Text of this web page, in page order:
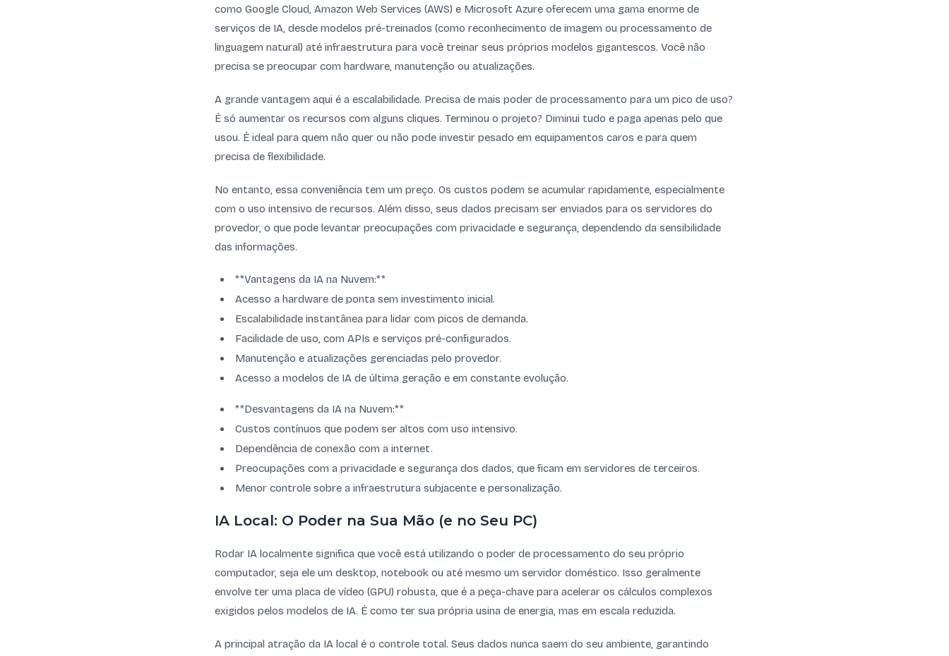
como Google Cloud, Amazon Web Services (AWS) e Microsoft Azure oferecem uma gama enorme de
serviços de IA, desde modelos pré-treinados (como reconhecimento de imagem ou processamento de
linguagem natural) até infraestrutura para você treinar seus próprios modelos gigantescos. Você não
precisa se preocupar com hardware, manutenção ou atualizações.
A grande vantagem aqui é a escalabilidade. Precisa de mais poder de processamento para um pico de uso?
É só aumentar os recursos com alguns cliques. Terminou o projeto? Diminui tudo e paga apenas pelo que
usou. É ideal para quem não quer ou não pode investir pesado em equipamentos caros e para quem
precisa de flexibilidade.
No entanto, essa conveniência tem um preço. Os custos podem se acumular rapidamente, especialmente
com o uso intensivo de recursos. Além disso, seus dados precisam ser enviados para os servidores do
provedor, o que pode levantar preocupações com privacidade e segurança, dependendo da sensibilidade
das informações.
**Vantagens da IA na Nuvem:**
Acesso a hardware de ponta sem investimento inicial.
Escalabilidade instantânea para lidar com picos de demanda.
Facilidade de uso, com APIs e serviços pré-configurados.
Manutenção e atualizações gerenciadas pelo provedor.
Acesso a modelos de IA de última geração e em constante evolução.
**Desvantagens da IA na Nuvem:**
Custos contínuos que podem ser altos com uso intensivo.
Dependência de conexão com a internet.
Preocupações com a privacidade e segurança dos dados, que ficam em servidores de terceiros.
Menor controle sobre a infraestrutura subjacente e personalização.
IA Local: O Poder na Sua Mão (e no Seu PC)
Rodar IA localmente significa que você está utilizando o poder de processamento do seu próprio
computador, seja ele um desktop, notebook ou até mesmo um servidor doméstico. Isso geralmente
envolve ter uma placa de vídeo (GPU) robusta, que é a peça-chave para acelerar os cálculos complexos
exigidos pelos modelos de IA. É como ter sua própria usina de energia, mas em escala reduzida.
A principal atração da IA local é o controle total. Seus dados nunca saem do seu ambiente, garantindo